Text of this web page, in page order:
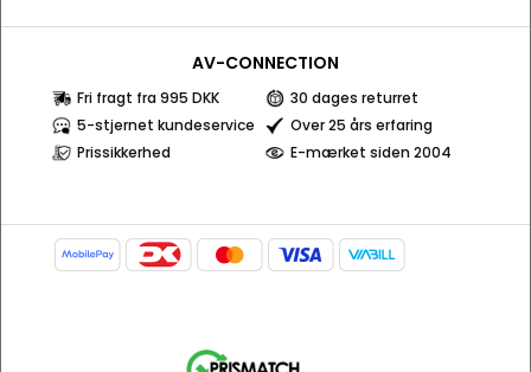
AV-CONNECTION
Fri fragt fra 995 DKK
30 dages returret
5-stjernet kundeservice
Over 25 års erfaring
Prissikkerhed
E-mærket siden 2004